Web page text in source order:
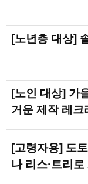
[노년층 대상]
[노인 대상] 가
거운 제작 레크
[고령자용] 도
나 리스·트리